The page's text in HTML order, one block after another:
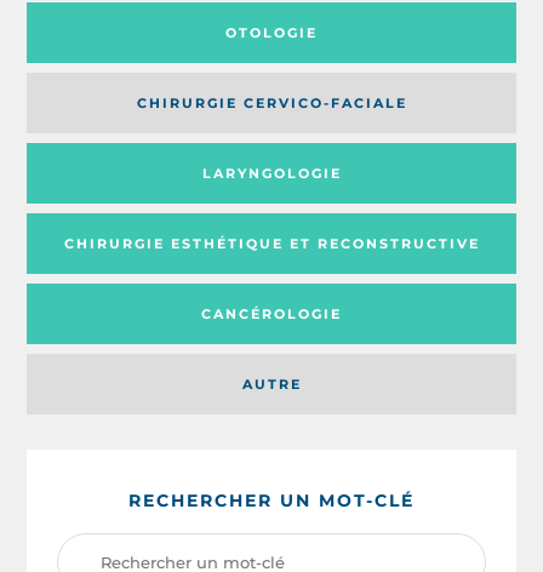
OTOLOGIE
CHIRURGIE CERVICO-FACIALE
AUTRE
LARYNGOLOGIE
CHIRURGIE ESTHÉTIQUE ET RECONSTRUCTIVE
CANCÉROLOGIE
RECHERCHER UN MOT-CLÉ